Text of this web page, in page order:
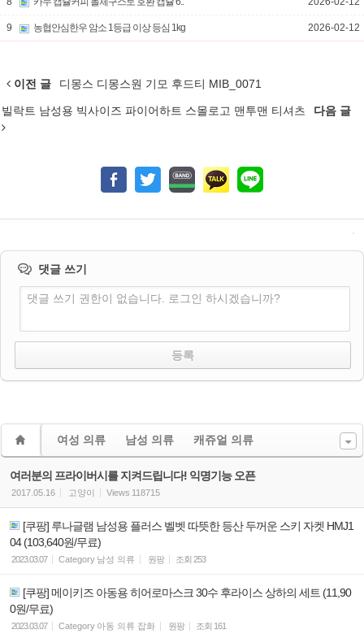
9 농협안심한우 암소 1등급 이상 등심 1kg 2026-02-12
이전 글 디몽스 디몽스원 기모 후드티 MIB_0071
빌락트 남성용 빅사이즈 파이어하트 스몰로고 맨투맨 티셔츠 다음 글
댓글 쓰기
댓글 쓰기 권한이 없습니다. 로그인 하시겠습니까?
여성 의류 남성 의류 캐쥬얼 의류
여러분의 프라이버시를 지켜드립니다! 익명기능 오픈
2017.05.16 고양이 Views 118715
[쿠팡] 루나글램 남성용 플러스 벨벳 따뜻한 등산 두꺼운 스키 자켓 HMJ1
04 (103,640원/무료)
2023.03.07 Category 남성 의류 원팡 조회 253
[쿠팡] 메이키즈 아동용 히어로마스크 30수 후라이스 상하의 세트 (11,90
0원/무료)
2023.03.07 Category 아동 의류 잡화 원팡 조회 161